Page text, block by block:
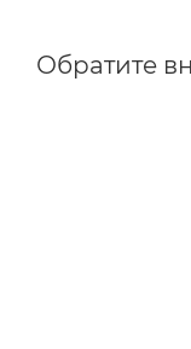
Обратите